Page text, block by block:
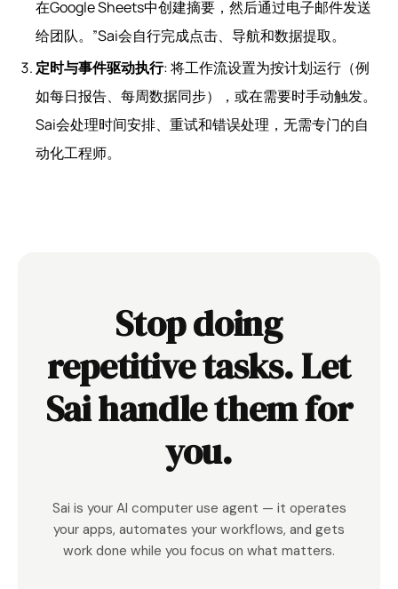
在Google Sheets中创建摘要，然后通过电子邮件发送
给团队。”Sai会自行完成点击、导航和数据提取。
定时与事件驱动执行: 将工作流设置为按计划运行（例
如每日报告、每周数据同步），或在需要时手动触发。
Sai会处理时间安排、重试和错误处理，无需专门的自
动化工程师。
Stop doing
repetitive tasks. Let
Sai handle them for
you.
Sai is your AI computer use agent — it operates
your apps, automates your workflows, and gets
work done while you focus on what matters.